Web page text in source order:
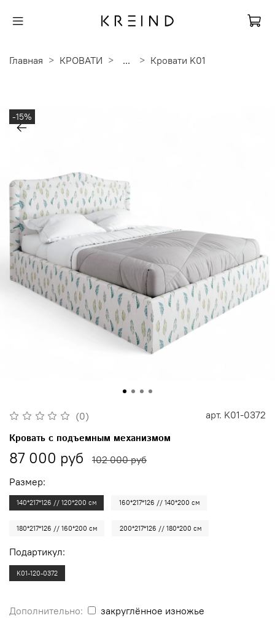
Главная КРОВАТИ ... Кровати K01
-15%
(0) арт. K01-0372
Кровать с подъемным механизмом
87 000 руб 102 000 руб
Дополнительно: закруглённое изножье
Размер:
140*217*126 // 120*200 см 160*217*126 // 140*200 см
180*217*126 // 160*200 см 200*217*126 // 180*200 см
Подартикул:
K01-120-0372